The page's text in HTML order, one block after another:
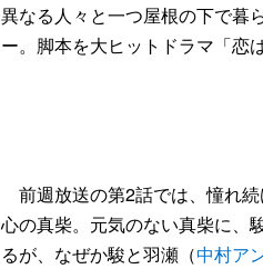
異なる人々と一つ屋根の下で暮
ー。脚本を大ヒットドラマ「恋
前週放送の第2話では、憧れ
心の真柴。元気のない真柴に、
るが、なぜか駿と羽瀬（中村ア